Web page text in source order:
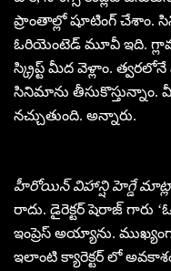
ప్రాంతాల్లో షూటింగ్
ఓరియెంటెడ్ మూవీ ఇది.
స్క్రిప్ట్ మీద వెళ్లాం.
సినిమాను తీసుకొస్తున్నాం.
నచ్చుతుంది. అన్నారు.
హీరోయిన్ విహాన్షి హెగ్డే
రాదు. డైరెక్టర్ షెరాజ్ గారు
ఇంప్రెస్ అయ్యాను.
ఇలాంటి క్యారెక్టర్ లో